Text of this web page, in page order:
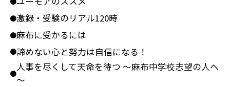
●激録・受験のリアル120時
●麻布に受かるには
●諦めない心と努力は自信になる！
●
人事を尽くして天命を待つ ～麻布中学校志望の人へ
～